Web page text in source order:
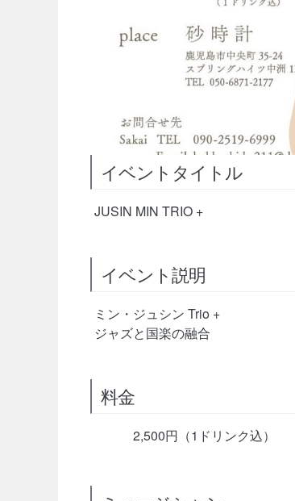
イベントタイトル
JUSIN MIN TRIO +
イベント説明
ミン・ジュシン Trio +
ジャズと国楽の融合
料金
2,500円（1ドリンク込）